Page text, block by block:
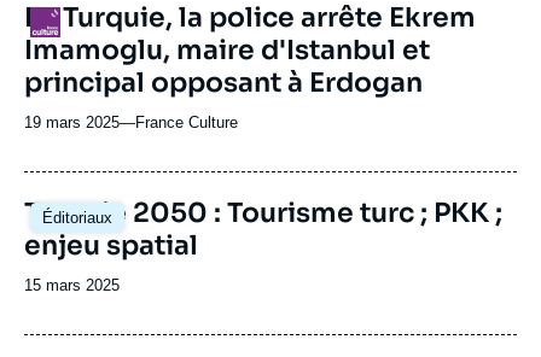
ou
émission
Logo
En Turquie, la police arrête Ekrem
Imamoglu, maire d'Istanbul et
principal opposant à Erdogan
19 mars 2025—Nom
journal,
ou
émission
France Culture
Éditoriaux
Image
principale
Turquie 2050 : Tourisme turc ; PKK ;
enjeu spatial
Date
publication
15 mars 2025